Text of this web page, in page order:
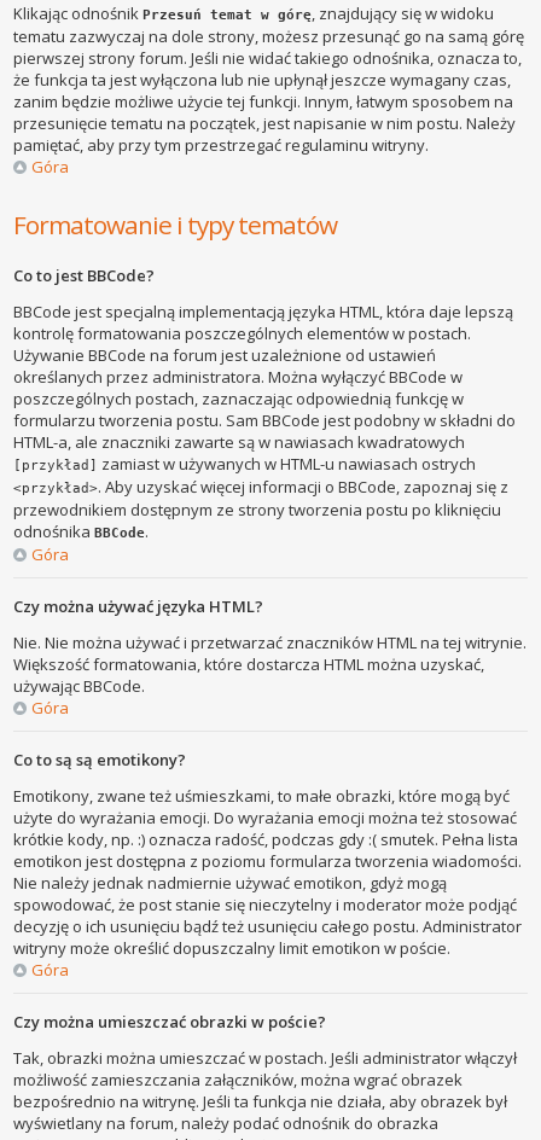
Klikając odnośnikPrzesuń temat w górę, znajdujący się w widoku
tematu zazwyczaj na dole strony, możesz przesunąć go na samą górę
pierwszej strony forum. Jeśli nie widać takiego odnośnika, oznacza to,
że funkcja ta jest wyłączona lub nie upłynął jeszcze wymagany czas,
zanim będzie możliwe użycie tej funkcji. Innym, łatwym sposobem na
przesunięcie tematu na początek, jest napisanie w nim postu. Należy
pamiętać, aby przy tym przestrzegać regulaminu witryny.
Góra
Formatowanie i typy tematów
Co to jest BBCode?
BBCode jest specjalną implementacją języka HTML, która daje lepszą
kontrolę formatowania poszczególnych elementów w postach.
Używanie BBCode na forum jest uzależnione od ustawień
określanych przez administratora. Można wyłączyć BBCode w
poszczególnych postach, zaznaczając odpowiednią funkcję w
formularzu tworzenia postu. Sam BBCode jest podobny w składni do
HTML-a, ale znaczniki zawarte są w nawiasach kwadratowych
[przykład] zamiast w używanych w HTML-u nawiasach ostrych
<przykład>. Aby uzyskać więcej informacji o BBCode, zapoznaj się z
przewodnikiem dostępnym ze strony tworzenia postu po kliknięciu
odnośnikaBBCode.
Góra
Czy można używać języka HTML?
Nie. Nie można używać i przetwarzać znaczników HTML na tej witrynie.
Większość formatowania, które dostarcza HTML można uzyskać,
używając BBCode.
Góra
Co to są są emotikony?
Emotikony, zwane też uśmieszkami, to małe obrazki, które mogą być
użyte do wyrażania emocji. Do wyrażania emocji można też stosować
krótkie kody, np. :) oznacza radość, podczas gdy :( smutek. Pełna lista
emotikon jest dostępna z poziomu formularza tworzenia wiadomości.
Nie należy jednak nadmiernie używać emotikon, gdyż mogą
spowodować, że post stanie się nieczytelny i moderator może podjąć
decyzję o ich usunięciu bądź też usunięciu całego postu. Administrator
witryny może określić dopuszczalny limit emotikon w poście.
Góra
Czy można umieszczać obrazki w poście?
Tak, obrazki można umieszczać w postach. Jeśli administrator włączył
możliwość zamieszczania załączników, można wgrać obrazek
bezpośrednio na witrynę. Jeśli ta funkcja nie działa, aby obrazek był
wyświetlany na forum, należy podać odnośnik do obrazka